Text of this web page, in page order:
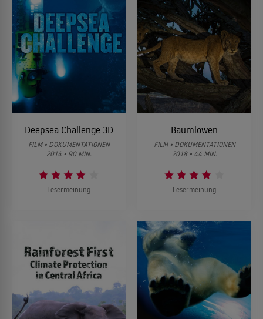
Deepsea Challenge 3D
FILM • DOKUMENTATIONEN
2014 • 90 MIN.
Lesermeinung
Baumlöwen
FILM • DOKUMENTATIONEN
2018 • 44 MIN.
Lesermeinung